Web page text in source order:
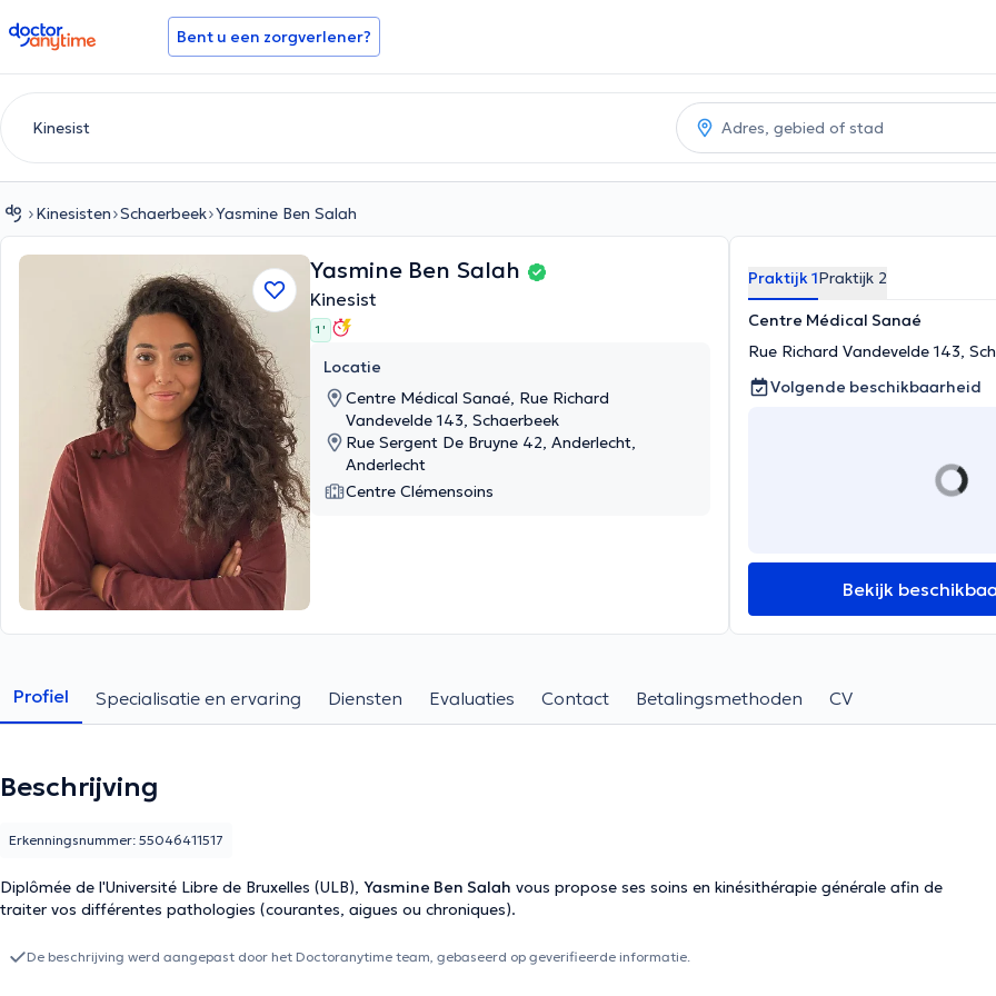
doctoranytime Bent u een zorgverlener?
Kinesisten Schaerbeek Yasmine Ben Salah
Yasmine Ben Salah
Kinesist
1 '
Locatie
Centre Médical Sanaé, Rue Richard
Vandevelde 143, Schaerbeek
Rue Sergent De Bruyne 42, Anderlecht,
Anderlecht
Centre Clémensoins
Praktijk 1Praktijk 2
Centre Médical Sanaé
Rue Richard Vandevelde 143,
Volgende beschikbaarheid
Bekijk
Profiel Specialisatie en ervaring Diensten Evaluaties Contact Betalingsmethoden CV
Beschrijving
Diplômée de l'Université Libre de Bruxelles (ULB), Yasmine Ben Salah vous propose ses soins en kinésithérapie générale afin de
traiter vos différentes pathologies (courantes, aigues ou chroniques).
Erkenningsnummer: 55046411517
De beschrijving werd aangepast door het Doctoranytime team, gebaseerd op geverifieerde informatie.